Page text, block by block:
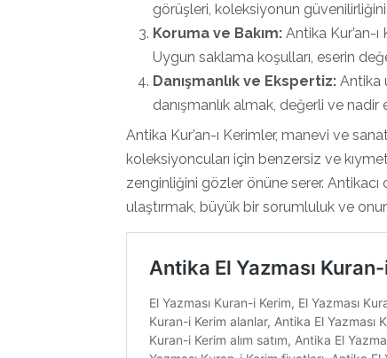
görüşleri, koleksiyonun güvenilirliğini
Koruma ve Bakım: Antika Kur’an-
Uygun saklama koşulları, eserin
Danışmanlık ve Ekspertiz: Antika
danışmanlık almak, değerli ve
Antika Kur’an-ı Kerimler, manevi ve
koleksiyoncuları için benzersiz ve
zenginliğini gözler önüne serer.
ulaştırmak, büyük bir sorumluluk ve